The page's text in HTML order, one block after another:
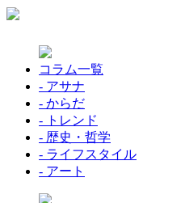
コラム一覧
- アサナ
- からだ
- トレンド
- 歴史・哲学
- ライフスタイル
- アート